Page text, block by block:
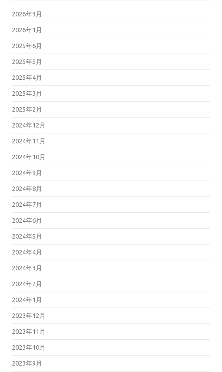
2026年3月
2026年1月
2025年6月
2025年5月
2025年4月
2025年3月
2025年2月
2024年12月
2024年11月
2024年10月
2024年9月
2024年8月
2024年7月
2024年6月
2024年5月
2024年4月
2024年3月
2024年2月
2024年1月
2023年12月
2023年11月
2023年10月
2023年9月